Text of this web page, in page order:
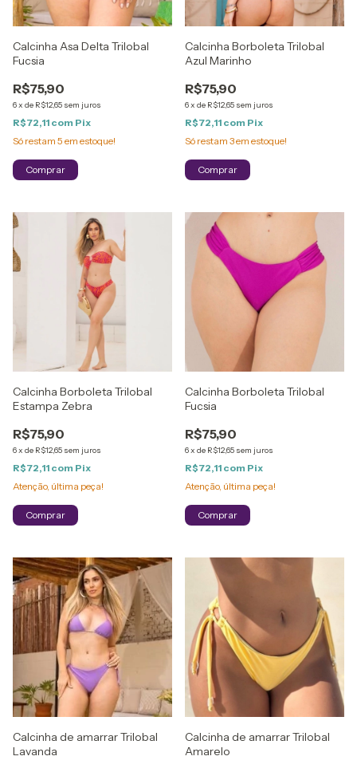
Calcinha Asa Delta Trilobal
Fucsia
R$75,90
6x de R$12,65 sem juros
R$72,11 com Pix
Só restam 5 em estoque!
Comprar
Calcinha Borboleta Trilobal
Azul Marinho
R$75,90
6x de R$12,65 sem juros
R$72,11 com Pix
Só restam 3em estoque!
Comprar
Calcinha Borboleta Trilobal
Estampa Zebra
R$75,90
6x de R$12,65 sem juros
R$72,11 com Pix
Atenção, última peça!
Comprar
Calcinha Borboleta Trilobal
Fucsia
R$75,90
6x de R$12,65 sem juros
R$72,11 com Pix
Atenção, última peça!
Comprar
Calcinha de amarrar Trilobal
Lavanda
Calcinha de amarrar Trilobal
Amarelo